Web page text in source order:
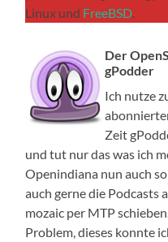
Linux und FreeBSD
Der
gPodder
Ich nutze
Zeit
und tut nur das was ich
Openindiana nun auch
auch gerne die Podcasts
mozaic per MTP
Problem, dieses konnte